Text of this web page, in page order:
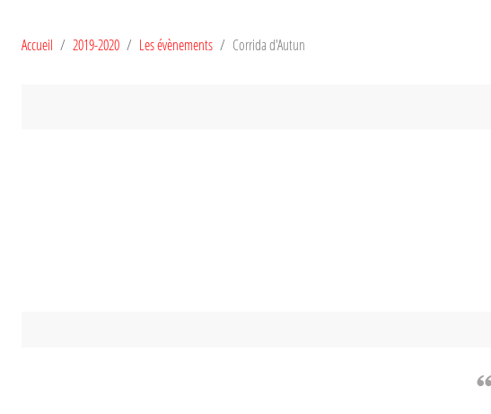
Accueil 2019-2020 Les évènements Corrida d'Autun